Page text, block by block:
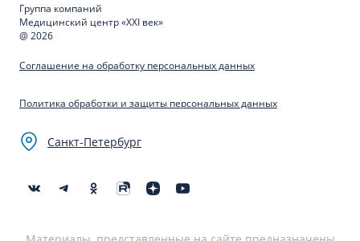
Группа компаний
Медицинский центр «XXI век»
@ 2026
Соглашение на обработку персональных данных
Политика обработки и защиты персональных данных
Санкт-Петербург